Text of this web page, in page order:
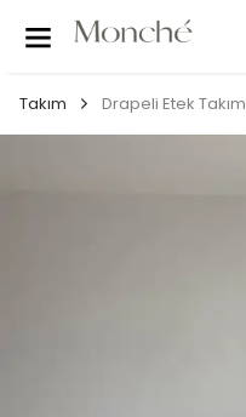
Takım Drapeli Etek Takım